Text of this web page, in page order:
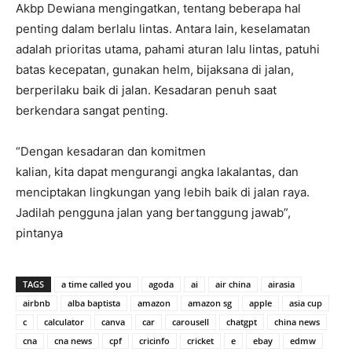
Akbp Dewiana mengingatkan, tentang beberapa hal
penting dalam berlalu lintas. Antara lain, keselamatan
adalah prioritas utama, pahami aturan lalu lintas, patuhi
batas kecepatan, gunakan helm, bijaksana di jalan,
berperilaku baik di jalan. Kesadaran penuh saat
berkendara sangat penting.
“Dengan kesadaran dan komitmen
kalian, kita dapat mengurangi angka lakalantas, dan
menciptakan lingkungan yang lebih baik di jalan raya.
Jadilah pengguna jalan yang bertanggung jawab”,
pintanya
TAGS a time called you agoda ai air china
airasia
airbnb
alba baptista amazon amazon sg apple
asia cup
c
calculator canva car carousell chatgpt
china news
cna
cna news cpf cricinfo cricket e ebay edmw